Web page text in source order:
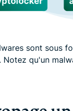
sont sous
qu'un